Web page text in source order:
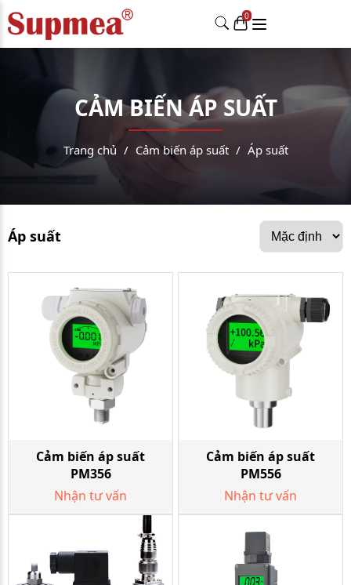
CẢM BIẾN ÁP SUẤT
Trang chủ Cảm biến áp suất Áp suất
Áp suất
Cảm biến áp suất
PM356
Nhận tư vấn
Cảm biến áp suất
PM556
Nhận tư vấn